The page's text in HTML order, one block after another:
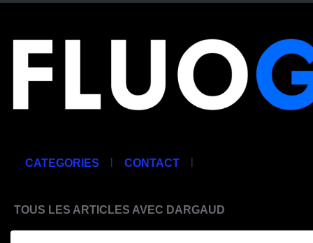
CATEGORIES | CONTACT |
TOUS LES ARTICLES AVEC DARGAUD